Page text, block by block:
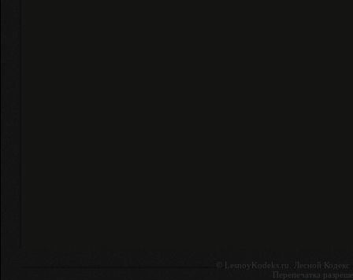
© LesnoyKodeks.ru. Лесной
Перепечатка